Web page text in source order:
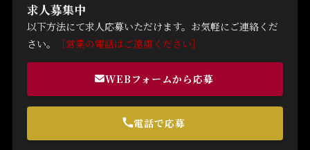
求人募集中
以下方法にて求人応募いただけます。お気軽にご連絡くだ
さい。
［営業の電話はご遠慮ください］
WEBフォームから応募
電話で応募